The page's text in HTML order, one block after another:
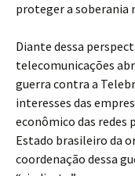
proteger a soberania
Diante dessa
telecomunicações
guerra contra a
interesses das
econômico das redes
Estado brasileiro da
coordenação dessa